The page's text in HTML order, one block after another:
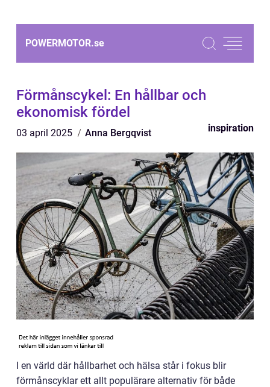
POWERMOTOR.se
Förmånscykel: En hållbar och
ekonomisk fördel
03 april 2025 Anna Bergqvist inspiration
I en värld där hållbarhet och hälsa står i fokus blir
förmånscyklar ett allt populärare alternativ för både